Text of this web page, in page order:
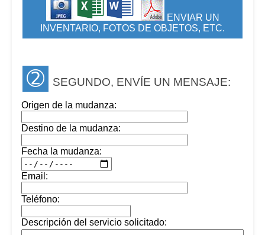
ENVIAR UN
INVENTARIO, FOTOS DE OBJETOS, ETC.
➁ SEGUNDO, ENVÍE UN MENSAJE:
Origen de la mudanza:
Destino de la mudanza:
Fecha la mudanza:
Email:
Teléfono:
Descripción del servicio solicitado: